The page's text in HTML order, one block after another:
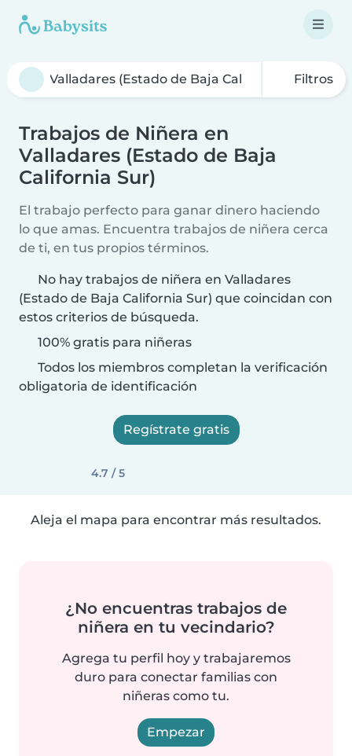
Filtros
Trabajos de Niñera en
Valladares (Estado de Baja
California Sur)
El trabajo perfecto para ganar dinero haciendo
lo que amas. Encuentra trabajos de niñera cerca
de ti, en tus propios términos.
No hay trabajos de niñera en Valladares
(Estado de Baja California Sur) que coincidan con
estos criterios de búsqueda.
100% gratis para niñeras
Todos los miembros completan la verificación
obligatoria de identificación
Regístrate gratis
4.7 / 5
Aleja el mapa para encontrar más resultados.
¿No encuentras trabajos de
niñera en tu vecindario?
Agrega tu perfil hoy y trabajaremos
duro para conectar familias con
niñeras como tu.
Empezar